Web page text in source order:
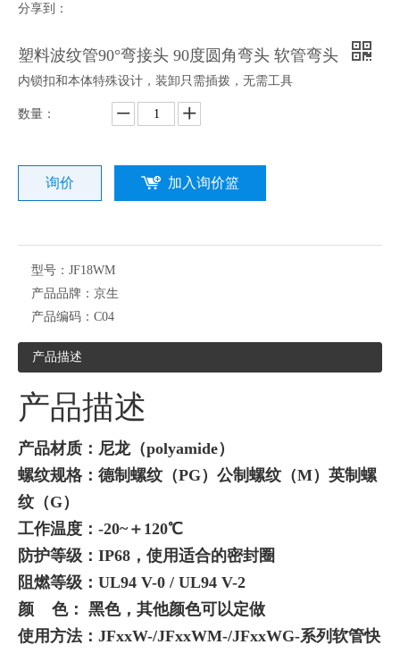
分享到：
塑料波纹管90°弯接头 90度圆角弯头 软管弯头
内锁扣和本体特殊设计，装卸只需插拨，无需工具
数量：
询价 加入询价篮
型号： JF18WM
产品品牌： 京生
产品编码： C04
产品描述
产品描述
产品材质：尼龙（polyamide）
螺纹规格：德制螺纹（PG）公制螺纹（M）英制螺
纹（G）
工作温度：-20~＋120℃
防护等级：IP68，使用适合的密封圈
阻燃等级：UL94 V-0 / UL94 V-2
颜 色： 黑色，其他颜色可以定做
使用方法：JFxxW-/JFxxWM-/JFxxWG-系列软管快